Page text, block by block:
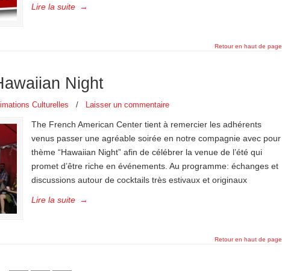
Lire la suite →
Retour en haut de page
Night
Culturelles / Laisser un commentaire
The French American Center tient à remercier les adhérents
venus passer une agréable soirée en notre compagnie avec pour
thème “Hawaiian Night” afin de célébrer la venue de l’été qui
promet d’être riche en événements. Au programme: échanges et
discussions autour de cocktails très estivaux et originaux
Lire la suite →
Retour en haut de page